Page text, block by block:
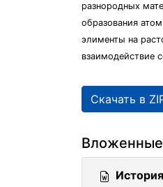
разнородных
образования
элименты на
взаимодействие
Скачать в